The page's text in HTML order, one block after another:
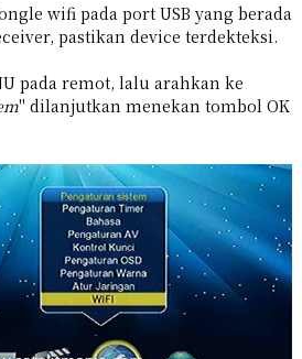
wifi pada port USB yang berada
pastikan device terdekteksi.
pada remot, lalu arahkan ke
" dilanjutkan menekan tombol OK